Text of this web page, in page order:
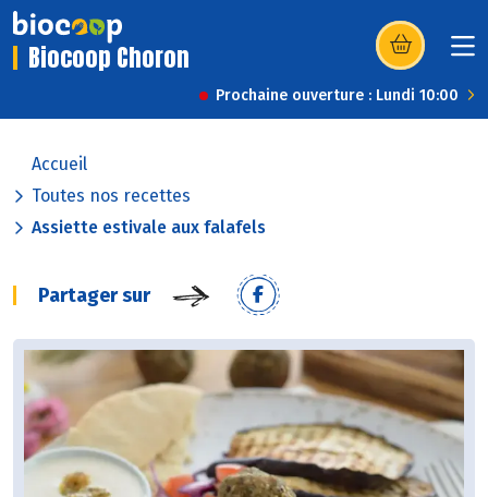
Biocoop Choron (s’ouvre dans
Prochaine ouverture : Lundi 10:00
Accueil
Toutes nos recettes
Assiette estivale aux falafels
Partager sur